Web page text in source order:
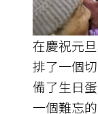
在慶祝元
排了一個
備了生日
一個難忘